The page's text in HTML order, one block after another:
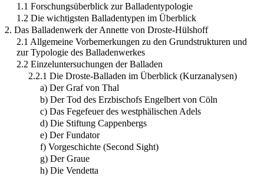
1.1 Forschungsüberblick zur Balladentypologie
1.2 Die wichtigsten Balladentypen im Überblick
2. Das Balladenwerk der Annette von Droste-Hülshoff
2.1 Allgemeine Vorbemerkungen zu den Grundstrukturen und
zur Typologie des Balladenwerkes
2.2 Einzeluntersuchungen der Balladen
2.2.1 Die Droste-Balladen im Überblick (Kurzanalysen)
a) Der Graf von Thal
b) Der Tod des Erzbischofs Engelbert von Cöln
c) Das Fegefeuer des westphälischen Adels
d) Die Stiftung Cappenbergs
e) Der Fundator
f) Vorgeschichte (Second Sight)
g) Der Graue
h) Die Vendetta